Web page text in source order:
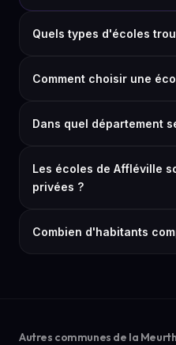
Quels types d'écoles
Comment choisir une
Dans quel département
Les écoles de Affléville
privées ?
Combien d'habitants
Autres communes de la